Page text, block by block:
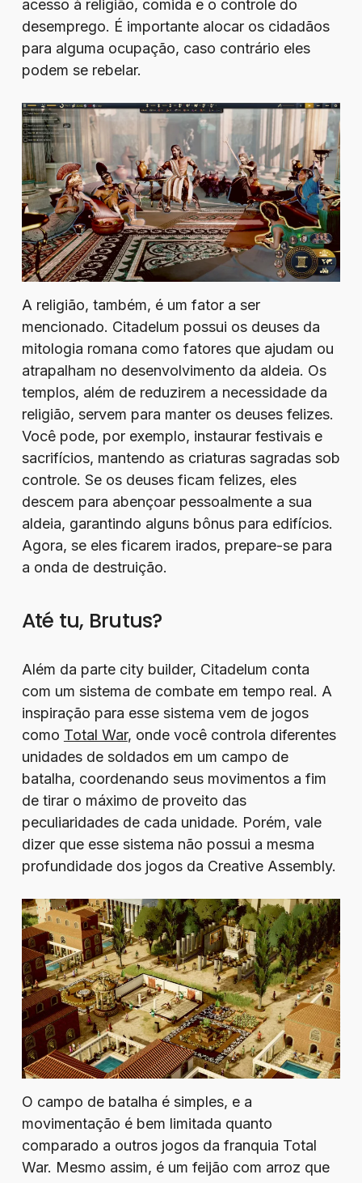
acesso à religião, comida e o controle do
desemprego. É importante alocar os cidadãos
para alguma ocupação, caso contrário eles
podem se rebelar.
A religião, também, é um fator a ser
mencionado. Citadelum possui os deuses da
mitologia romana como fatores que ajudam ou
atrapalham no desenvolvimento da aldeia. Os
templos, além de reduzirem a necessidade da
religião, servem para manter os deuses felizes.
Você pode, por exemplo, instaurar festivais e
sacrifícios, mantendo as criaturas sagradas sob
controle. Se os deuses ficam felizes, eles
descem para abençoar pessoalmente a sua
aldeia, garantindo alguns bônus para edifícios.
Agora, se eles ficarem irados, prepare-se para
a onda de destruição.
Até tu, Brutus?
Além da parte city builder, Citadelum conta
com um sistema de combate em tempo real. A
inspiração para esse sistema vem de jogos
como Total War, onde você controla diferentes
unidades de soldados em um campo de
batalha, coordenando seus movimentos a fim
de tirar o máximo de proveito das
peculiaridades de cada unidade. Porém, vale
dizer que esse sistema não possui a mesma
profundidade dos jogos da Creative Assembly.
O campo de batalha é simples, e a
movimentação é bem limitada quanto
comparado a outros jogos da franquia Total
War. Mesmo assim, é um feijão com arroz que